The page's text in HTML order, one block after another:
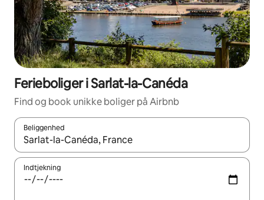
Ferieboliger i Sarlat-la-Canéda
Find og book unikke boliger på Airbnb
Beliggenhed
Når resultaterne er tilgængelige, skal du navigere med
Indtjekning